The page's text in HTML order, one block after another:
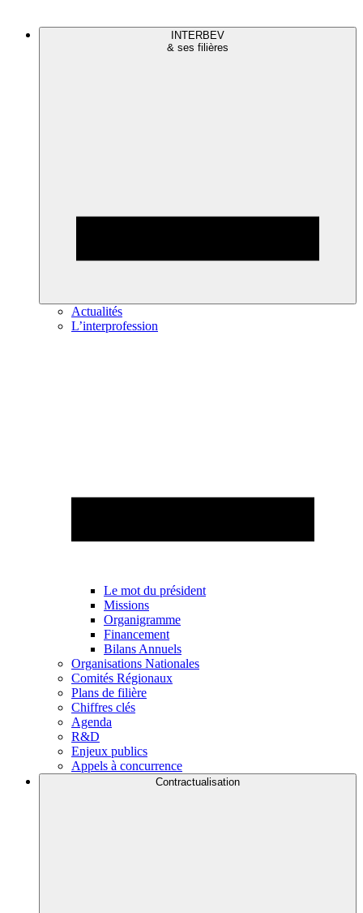
INTERBEV
& ses filières
Actualités
L’interprofession
Le mot du président
Missions
Organigramme
Financement
Bilans Annuels
Organisations Nationales
Comités Régionaux
Plans de filière
Chiffres clés
Agenda
R&D
Enjeux publics
Appels à concurrence
Contractualisation